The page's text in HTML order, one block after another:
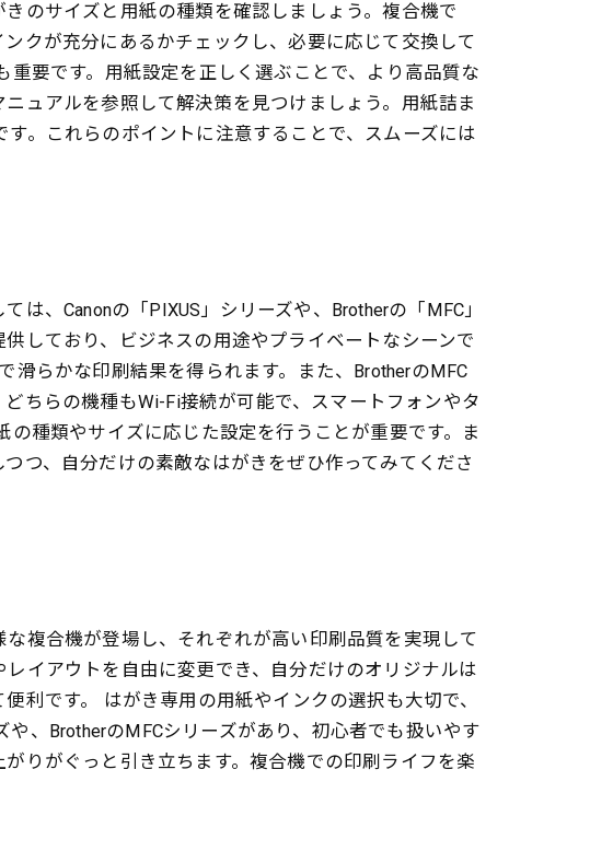
のサイズと用紙の種類を確認しましょう。複合機で
クが充分にあるかチェックし、必要に応じて交換して
要です。用紙設定を正しく選ぶことで、より高品質な
ュアルを参照して解決策を見つけましょう。用紙詰ま
。これらのポイントに注意することで、スムーズには
、Canonの「PIXUS」シリーズや、Brotherの「MFC」
しており、ビジネスの用途やプライベートなシーンで
滑らかな印刷結果を得られます。また、BrotherのMFC
ちらの機種もWi-Fi接続が可能で、スマートフォンやタ
種類やサイズに応じた設定を行うことが重要です。ま
つ、自分だけの素敵なはがきをぜひ作ってみてくださ
複合機が登場し、それぞれが高い印刷品質を実現して
イアウトを自由に変更でき、自分だけのオリジナルは
利です。 はがき専用の用紙やインクの選択も大切で、
、BrotherのMFCシリーズがあり、初心者でも扱いやす
りがぐっと引き立ちます。複合機での印刷ライフを楽